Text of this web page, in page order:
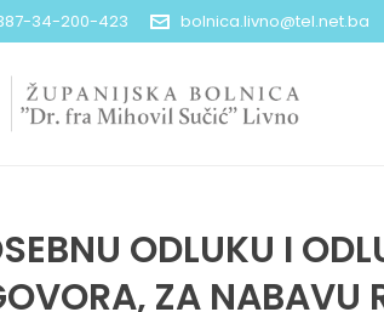
34-200-423 bolnica.livno@tel.net.ba
ODLUKU I
ZA NABAVU